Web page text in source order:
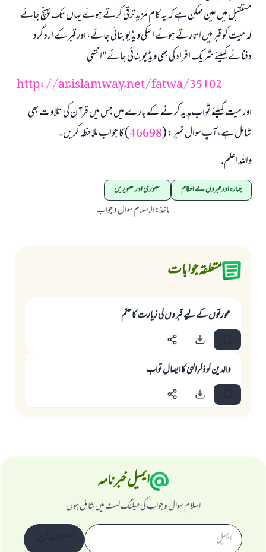
مستقبل میں عین ممکن ہے کہ یہ کام مزید ترقی کرتے ہوئے یہاں تک پہنچ جائے
کہ میت کو قبر میں اتارتے ہوئے اسکی ویڈیو بنائی جائے، اور قبر کے ارد گرد
دفنانے کیلئے شریک افراد کی بھی ویڈیو بنائی جائے"انتہی
http://ar.islamway.net/fatwa/35102
اور میت کیلئے ثواب ہدیہ کرنے کے بارے میں جس میں قرآن کی تلاوت بھی
شامل ہے، آپ سوال نمبر: (46698) کا جواب ملاحظہ کریں۔
واللہ اعلم.
جنازہ اور قبروں کے احکام مصوری اور تصویریں
ماخذ:الاسلام سوال و جواب
متعلقہ جوابات
عورتوں كے ليے قبروں كى زيارت كا حكم
والدین کو ذکرِ الہی کا ایصال ثواب
ایمیل خبرنامہ
اسلام سوال و جواب کی میلنگ لسٹ میں شامل ہوں